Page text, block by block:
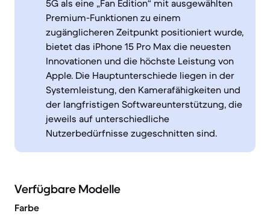
5G als eine „Fan Edition“ mit ausgewählten
Premium-Funktionen zu einem
zugänglicheren Zeitpunkt positioniert wurde,
bietet das iPhone 15 Pro Max die neuesten
Innovationen und die höchste Leistung von
Apple. Die Hauptunterschiede liegen in der
Systemleistung, den Kamerafähigkeiten und
der langfristigen Softwareunterstützung, die
jeweils auf unterschiedliche
Nutzerbedürfnisse zugeschnitten sind.
Verfügbare Modelle
Farbe